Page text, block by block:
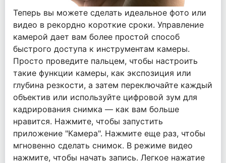
Теперь вы можете сделать идеальное фото или
видео в рекордно короткие сроки. Управление
камерой дает вам более простой способ
быстрого доступа к инструментам камеры.
Просто проведите пальцем, чтобы настроить
такие функции камеры, как экспозиция или
глубина резкости, а затем переключайте каждый
объектив или используйте цифровой зум для
кадрирования снимка — как вам больше
нравится. Нажмите, чтобы запустить
приложение "Камера". Нажмите еще раз, чтобы
мгновенно сделать снимок. В режиме видео
нажмите, чтобы начать запись. Легкое нажатие